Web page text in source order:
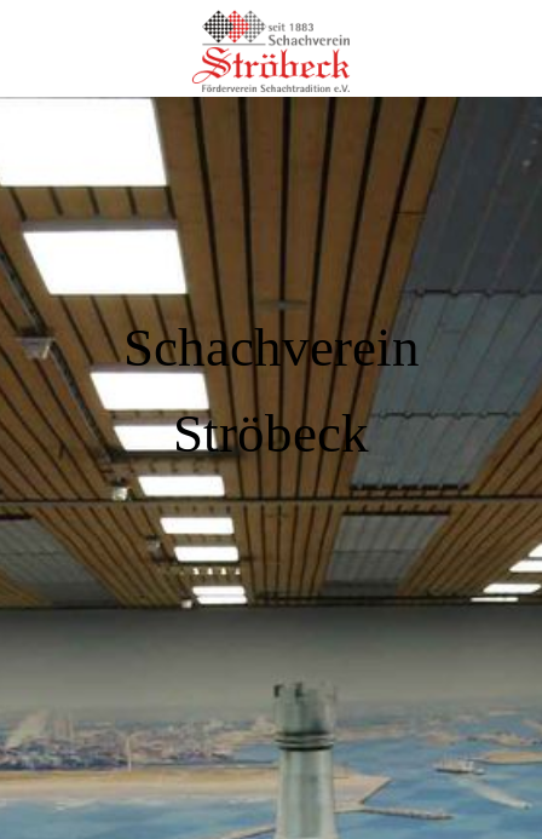
Schachverein
Ströbeck